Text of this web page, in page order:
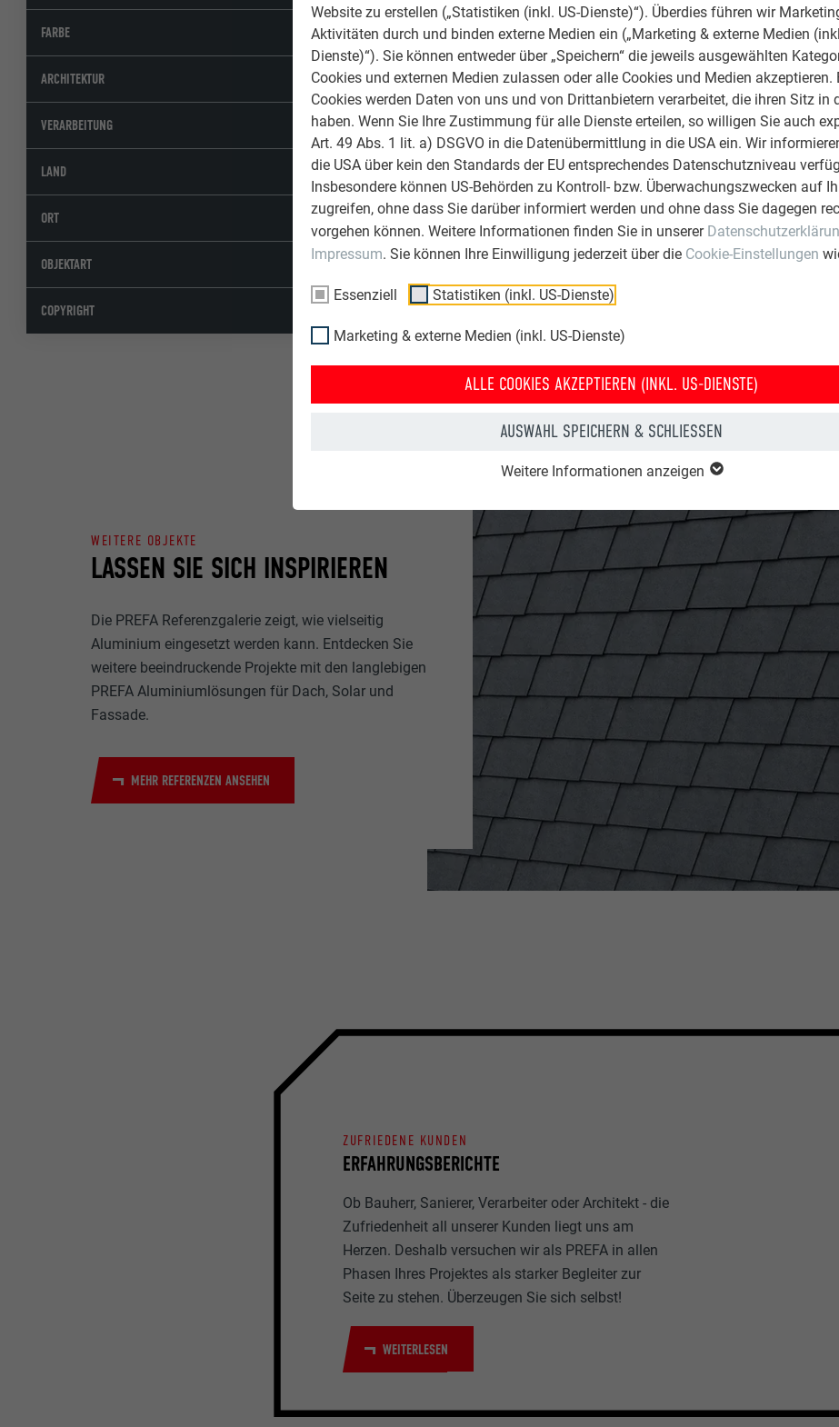
Website zu erstellen („Statistiken (inkl. US-Dienste)“). Überdies führen wir
Aktivitäten durch und binden externe Medien ein („Marketing & externe Medien
Dienste)“). Sie können entweder über „Speichern“ die jeweils ausgewählten
Cookies und externen Medien zulassen oder alle Cookies und Medien akzeptieren.
Cookies werden Daten von uns und von Drittanbietern verarbeitet, die ihren Sitz in
haben. Wenn Sie Ihre Zustimmung für alle Dienste erteilen, so willigen Sie auch
Art. 49 Abs. 1 lit. a) DSGVO in die Datenübermittlung in die USA ein. Wir
die USA über kein den Standards der EU entsprechendes Datenschutzniveau
Insbesondere können US-Behörden zu Kontroll- bzw. Überwachungszwecken auf
zugreifen, ohne dass Sie darüber informiert werden und ohne dass Sie dagegen
vorgehen können. Weitere Informationen finden Sie in unserer
Impressum. Sie können Ihre Einwilligung jederzeit über die Cookie-Einstellungen
Essenziell Statistiken (inkl. US-Dienste)
Marketing & externe Medien (inkl. US-Dienste)
ALLE COOKIES AKZEPTIEREN (INKL. US-DIENSTE)
AUSWAHL SPEICHERN & SCHLIESSEN
Weitere Informationen anzeigen
FARBE 04 P.10 Ziegelrot, 05 P.10 Oxydrot, Sonderfarbe
ARCHITEKTUR MAF Arkitektkontor AB
VERARBEITUNG Hala Byggplåtslageri AB
LAND Schweden
ORT Gällivare
OBJEKTART Öffentliche Gebäude & sonstige Einrichtungen
COPYRIGHT © PREFA | Croce & Wir
LASSEN SIE SICH INSPIRIEREN
WEITERE OBJEKTE
Die PREFA Referenzgalerie zeigt, wie vielseitig
Aluminium eingesetzt werden kann. Entdecken Sie
weitere beeindruckende Projekte mit den langlebigen
PREFA Aluminiumlösungen für Dach, Solar und
Fassade.
MEHR REFERENZEN ANSEHEN
ERFAHRUNGSBERICHTE
ZUFRIEDENE KUNDEN
Ob Bauherr, Sanierer, Verarbeiter oder Architekt - die
Zufriedenheit all unserer Kunden liegt uns am
Herzen. Deshalb versuchen wir als PREFA in allen
Phasen Ihres Projektes als starker Begleiter zur
Seite zu stehen. Überzeugen Sie sich selbst!
WEITERLESEN